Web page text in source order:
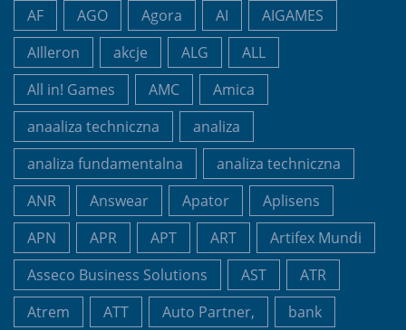
AF
AGO Agora AI
AIGAMES
AIlleron
akcje ALG
ALL
All in! Games
AMC
Amica
anaaliza techniczna
analiza
analiza fundamentalna
analiza techniczna
ANR
Answear Apator
Aplisens
APN
APR APT ART
Artifex Mundi
Asseco Business Solutions
AST
ATR
Atrem
ATT Auto Partner, bank